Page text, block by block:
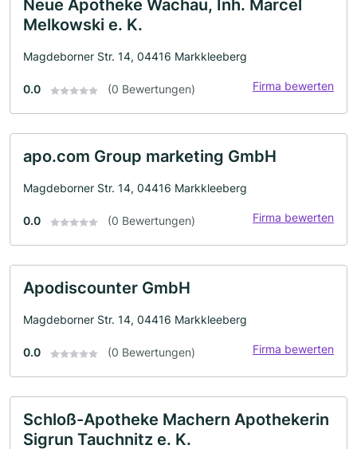
Neue Apotheke Wachau, Inh. Marcel
Melkowski e. K.
Magdeborner Str. 14, 04416 Markkleeberg
0.0 (0 Bewertungen) Firma bewerten
apo.com Group marketing GmbH
Magdeborner Str. 14, 04416 Markkleeberg
0.0 (0 Bewertungen) Firma bewerten
Apodiscounter GmbH
Magdeborner Str. 14, 04416 Markkleeberg
0.0 (0 Bewertungen) Firma bewerten
Schloß-Apotheke Machern Apothekerin
Sigrun Tauchnitz e. K.